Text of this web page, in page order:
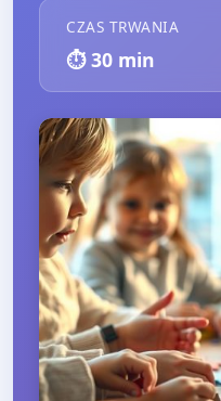
CZAS TRWANIA
⏱️30 min